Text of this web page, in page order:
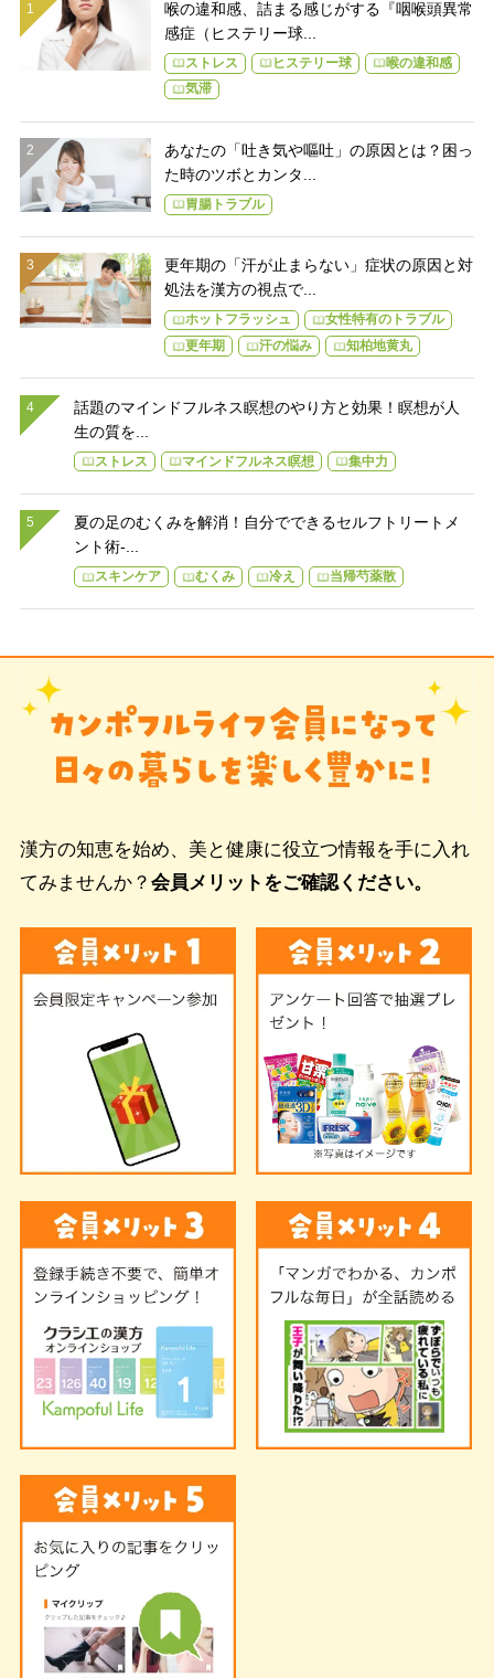
喉の違和感、詰まる感じがする『咽喉頭異常
感症（ヒステリー球...
ストレス ヒステリー球
喉の違和感
気滞
あなたの「吐き気や嘔吐」の原因とは？困っ
た時のツボとカンタ...
胃腸トラブル
更年期の「汗が止まらない」症状の原因と対
処法を漢方の視点で...
ホットフラッシュ
女性特有のトラブル
更年期
汗の悩み 知柏地黄丸
話題のマインドフルネス瞑想のやり方と効果！瞑想が人
生の質を...
ストレス マインドフルネス瞑想 集中力
夏の足のむくみを解消！自分でできるセルフトリートメ
ント術-...
スキンケア むくみ 冷え 当帰芍薬散
漢方の知恵を始め、美と健康に役立つ情報を手に入れ
てみませんか？ 会員メリットをご確認ください。